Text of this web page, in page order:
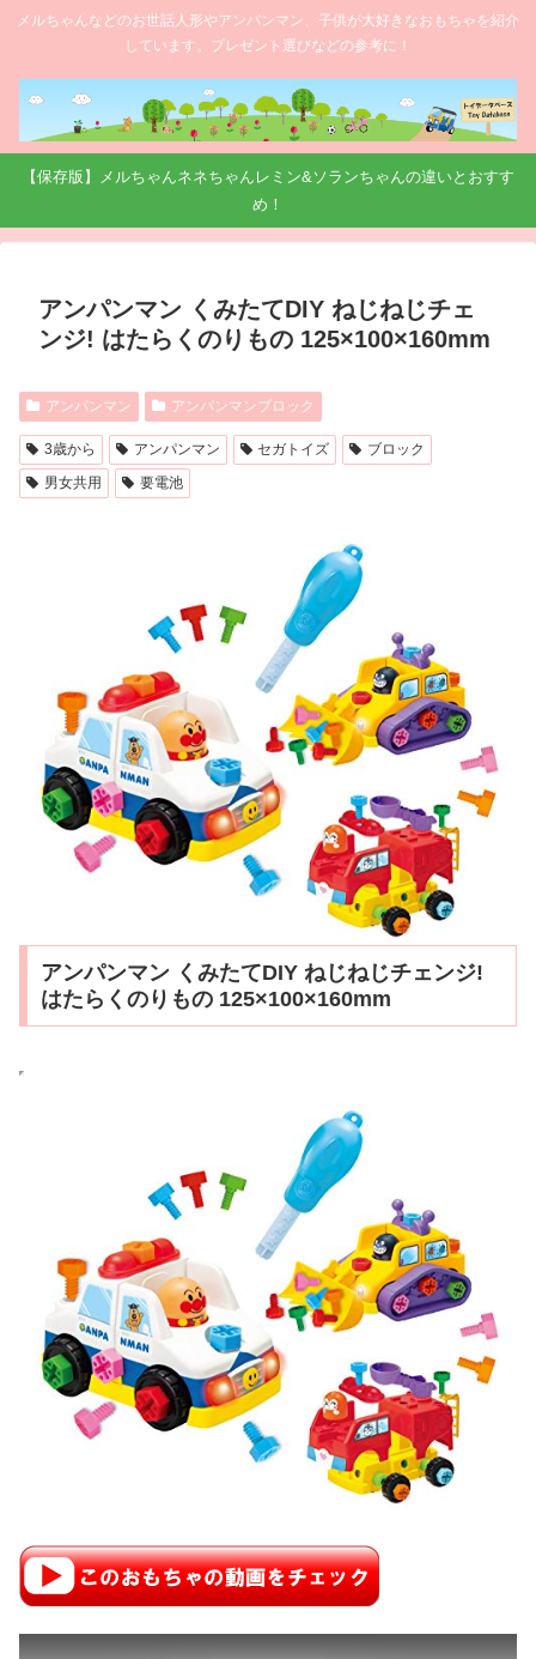
メルちゃんなどのお世話人形やアンパンマン、子供が大好きなおもちゃを紹介
しています。プレゼント選びなどの参考に！
【保存版】メルちゃんネネちゃんレミン&ソランちゃんの違いとおすす
め！
アンパンマン くみたてDIY ねじねじチェ
ンジ! はたらくのりもの 125×100×160mm
アンパンマン アンパンマンブロック
3歳から アンパンマン セガトイズ
ブロック
男女共用
要電池
アンパンマン くみたてDIY ねじねじチェンジ!
はたらくのりもの 125×100×160mm